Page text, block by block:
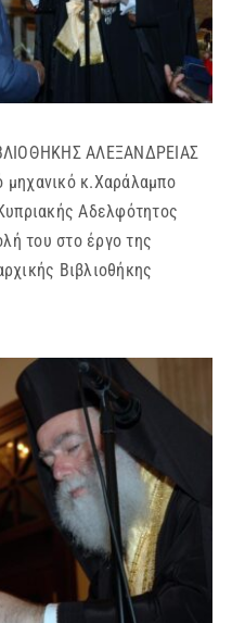
ΑΛΕΞΑΝΔΡΕΙΑΣ
μηχανικό κ.Χαράλαμπο
Αδελφότητος
του στο έργο της
Βιβλιοθήκης